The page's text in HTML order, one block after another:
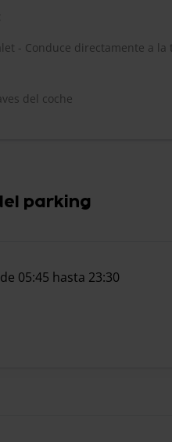
- Conduce directamente a
del coche
parking
05:45 hasta 23:30